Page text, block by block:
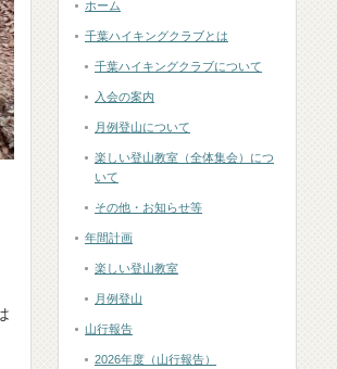
ホーム
千葉ハイキングクラブとは
千葉ハイキングクラブについて
入会の案内
月例登山について
楽しい登山教室（全体集会）につ
いて
その他・お知らせ等
年間計画
楽しい登山教室
月例登山
山行報告
2026年度（山行報告）